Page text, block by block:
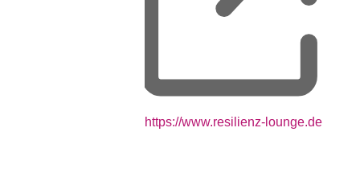
Webseite
https://www.resilienz-lounge.de